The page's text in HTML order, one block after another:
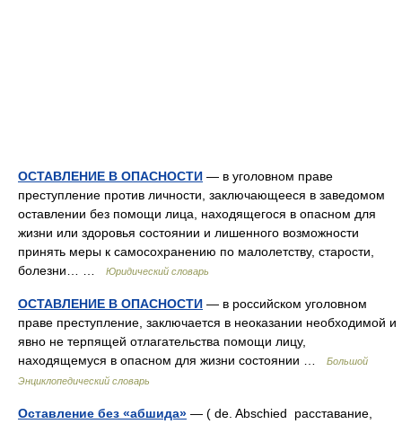
ОСТАВЛЕНИЕ В ОПАСНОСТИ — в уголовном праве
преступление против личности, заключающееся в заведомом
оставлении без помощи лица, находящегося в опасном для
жизни или здоровья состоянии и лишенного возможности
принять меры к самосохранению по малолетству, старости,
болезни… …
Юридический словарь
ОСТАВЛЕНИЕ В ОПАСНОСТИ — в российском уголовном
праве преступление, заключается в неоказании необходимой и
явно не терпящей отлагательства помощи лицу,
находящемуся в опасном для жизни состоянии …
Большой
Энциклопедический словарь
Оставление без «абшида» — ( de. Abschied расставание,